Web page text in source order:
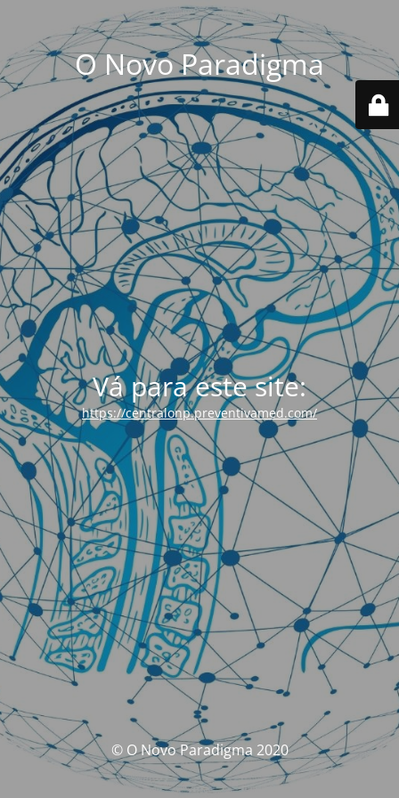
O Novo Paradigma
Vá para este site:
https://centralonp.preventivamed.com/
© O Novo Paradigma 2020